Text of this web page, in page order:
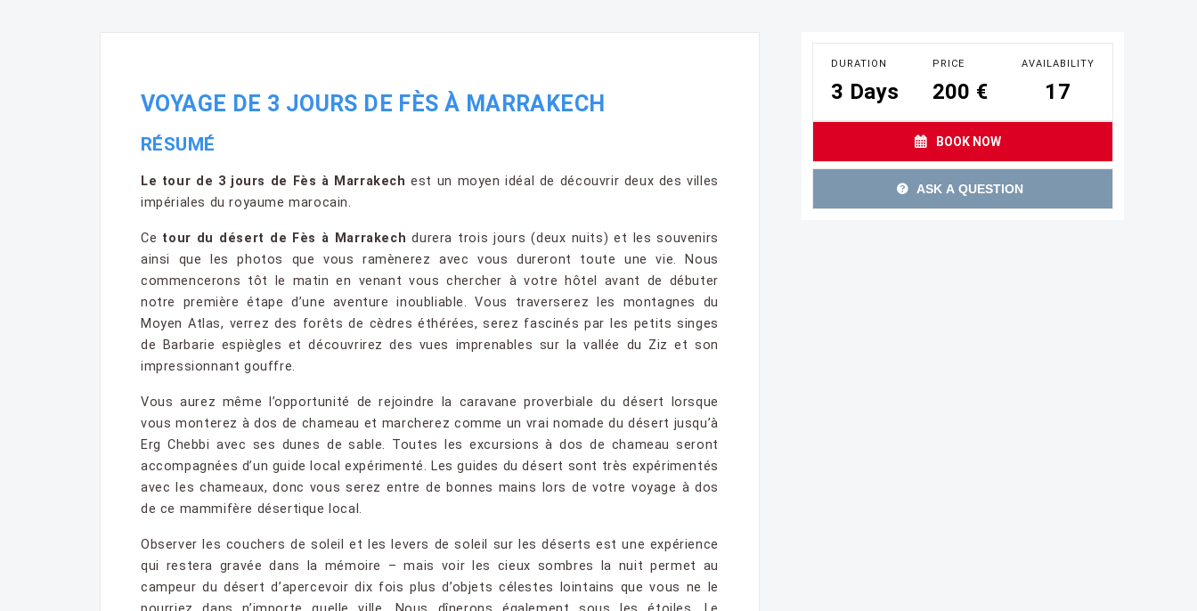
VOYAGE DE 3 JOURS DE FÈS À MARRAKECH
RÉSUMÉ
Le tour de 3 jours de Fès à Marrakech est un moyen idéal de découvrir deux des villes
impériales du royaume marocain.
Ce tour du désert de Fès à Marrakech durera trois jours (deux nuits) et les souvenirs
ainsi que les photos que vous ramènerez avec vous dureront toute une vie. Nous
commencerons tôt le matin en venant vous chercher à votre hôtel avant de débuter
notre première étape d’une aventure inoubliable. Vous traverserez les montagnes du
Moyen Atlas, verrez des forêts de cèdres éthérées, serez fascinés par les petits singes
de Barbarie espiègles et découvrirez des vues imprenables sur la vallée du Ziz et son
impressionnant gouffre.
Vous aurez même l’opportunité de rejoindre la caravane proverbiale du désert lorsque
vous monterez à dos de chameau et marcherez comme un vrai nomade du désert jusqu’à
Erg Chebbi avec ses dunes de sable. Toutes les excursions à dos de chameau seront
accompagnées d’un guide local expérimenté. Les guides du désert sont très expérimentés
avec les chameaux, donc vous serez entre de bonnes mains lors de votre voyage à dos
de ce mammifère désertique local.
Observer les couchers de soleil et les levers de soleil sur les déserts est une expérience
qui restera gravée dans la mémoire – mais voir les cieux sombres la nuit permet au
campeur du désert d’apercevoir dix fois plus d’objets célestes lointains que vous ne le
DURATION
3 Days
PRICE
200 €
AVAILABILITY
17
BOOK NOW
ASK A QUESTION